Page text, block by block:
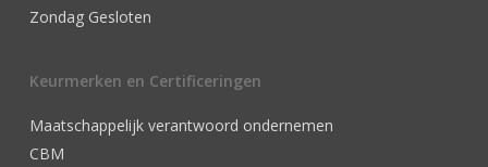
Zondag Gesloten
Keurmerken en Certificeringen
Maatschappelijk verantwoord ondernemen
CBM